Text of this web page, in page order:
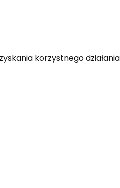
korzystnego działania